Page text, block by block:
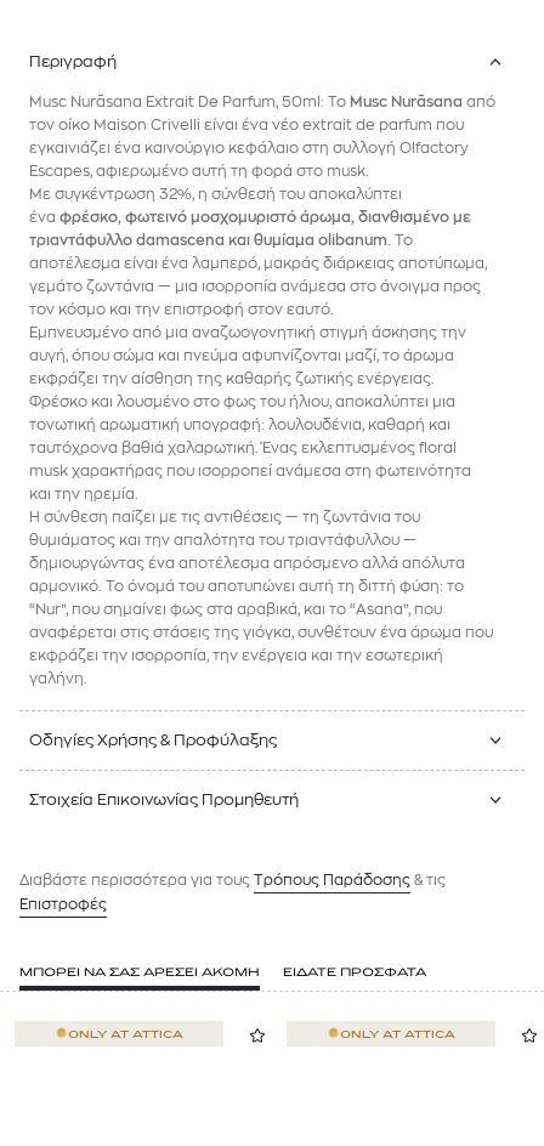
Περιγραφή
Musc Nurāsana Extrait De Parfum, 50ml: Το Musc Nurāsana από
τον οίκο Maison Crivelli είναι ένα νέο extrait de parfum που
εγκαινιάζει ένα καινούργιο κεφάλαιο στη συλλογή Olfactory
Escapes, αφιερωμένο αυτή τη φορά στο musk.
Με συγκέντρωση 32%, η σύνθεσή του αποκαλύπτει
ένα φρέσκο, φωτεινό μοσχομυριστό άρωμα, διανθισμένο με
τριαντάφυλλο damascena και θυμίαμα olibanum . Το
αποτέλεσμα είναι ένα λαμπερό, μακράς διάρκειας αποτύπωμα,
γεμάτο ζωντάνια — μια ισορροπία ανάμεσα στο άνοιγμα προς
τον κόσμο και την επιστροφή στον εαυτό.
Εμπνευσμένο από μια αναζωογονητική στιγμή άσκησης την
αυγή, όπου σώμα και πνεύμα αφυπνίζονται μαζί, το άρωμα
εκφράζει την αίσθηση της καθαρής ζωτικής ενέργειας.
Φρέσκο και λουσμένο στο φως του ήλιου, αποκαλύπτει μια
τονωτική αρωματική υπογραφή: λουλουδένια, καθαρή και
ταυτόχρονα βαθιά χαλαρωτική. Ένας εκλεπτυσμένος floral
musk χαρακτήρας που ισορροπεί ανάμεσα στη φωτεινότητα
και την ηρεμία.
Η σύνθεση παίζει με τις αντιθέσεις — τη ζωντάνια του
θυμιάματος και την απαλότητα του τριαντάφυλλου —
δημιουργώντας ένα αποτέλεσμα απρόσμενο αλλά απόλυτα
αρμονικό. Το όνομά του αποτυπώνει αυτή τη διττή φύση: το
“Nur”, που σημαίνει φως στα αραβικά, και το “Asana”, που
αναφέρεται στις στάσεις της γιόγκα, συνθέτουν ένα άρωμα που
εκφράζει την ισορροπία, την ενέργεια και την εσωτερική
γαλήνη.
Οδηγίες Χρήσης & Προφύλαξης
Στοιχεία Επικοινωνίας Προμηθευτή
Διαβάστε περισσότερα για τους Tρόπους Παράδοσης & τις
Επιστροφές
ΜΠΟΡΕΙ ΝΑ ΣΑΣ ΑΡΕΣΕΙ ΑΚΟΜΗ ΕΙΔΑΤΕ ΠΡΟΣΦΑΤΑ
ONLY AT ATTICA ONLY AT ATTICA